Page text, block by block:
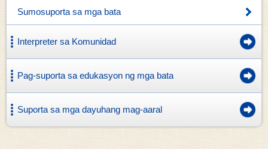
Sumosuporta sa mga bata
Interpreter sa Komunidad
Pag-suporta sa edukasyon ng mga bata
Suporta sa mga dayuhang mag-aaral